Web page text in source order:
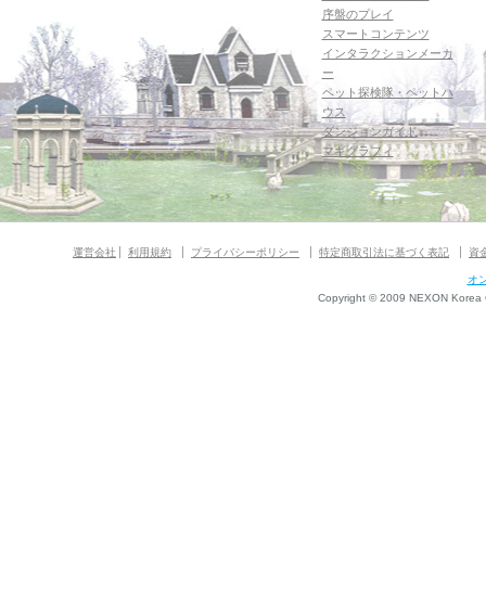
序盤のプレイ
スマートコンテンツ
インタラクションメーカ
ー
ペット探検隊・ペットハ
ウス
ダンジョンガイド
マギグラフィ
運営会社 利用規約 プライバシーポリシー 特定商取引法に基づく表記 資
オ
Copyright © 2009 NEXON Korea